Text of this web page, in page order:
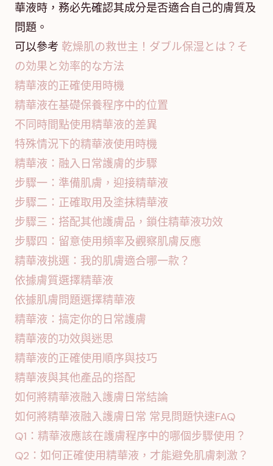
華液時，務必先確認其成分是否適合自己的膚質及
問題。
可以參考 乾燥肌の救世主！ダブル保湿とは？そ
の効果と効率的な方法
精華液的正確使用時機
精華液在基礎保養程序中的位置
不同時間點使用精華液的差異
特殊情況下的精華液使用時機
精華液：融入日常護膚的步驟
步驟一：準備肌膚，迎接精華液
步驟二：正確取用及塗抹精華液
步驟三：搭配其他護膚品，鎖住精華液功效
步驟四：留意使用頻率及觀察肌膚反應
精華液挑選：我的肌膚適合哪一款？
依據膚質選擇精華液
依據肌膚問題選擇精華液
精華液：搞定你的日常護膚
精華液的功效與迷思
精華液的正確使用順序與技巧
精華液與其他產品的搭配
如何將精華液融入護膚日常結論
如何將精華液融入護膚日常 常見問題快速FAQ
Q1：精華液應該在護膚程序中的哪個步驟使用？
Q2：如何正確使用精華液，才能避免肌膚刺激？